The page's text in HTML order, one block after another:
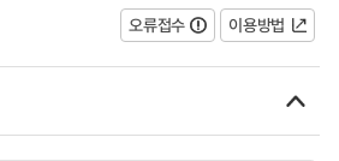
오류접수
이용방법